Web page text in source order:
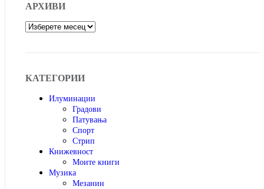
АРХИВИ
Архиви
КАТЕГОРИИ
Илуминации
Градови
Патувања
Спорт
Стрип
Книжевност
Моите книги
Музика
Мезанин